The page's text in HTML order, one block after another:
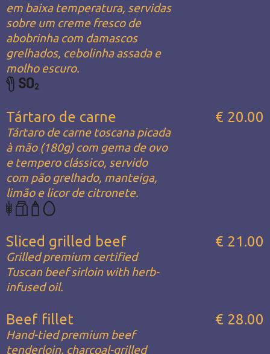
em baixa temperatura, servidas
sobre um creme fresco de
abobrinha com damascos
grelhados, cebolinha assada e
molho escuro.
Tártaro de carne
Tártaro de carne toscana picada
à mão (180g) com gema de ovo
e tempero clássico, servido
com pão grelhado, manteiga,
limão e licor de citronete.
€ 20.00
Sliced grilled beef
Grilled premium certified
Tuscan beef sirloin with herb-
infused oil.
€ 21.00
Beef fillet
Hand-tied premium beef
tenderloin, charcoal-grilled
€ 28.00